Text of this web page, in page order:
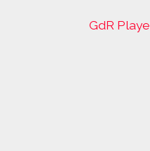
GdR